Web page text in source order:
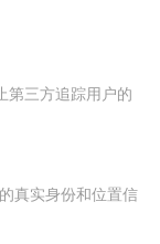
第三方追踪用户的
真实身份和位置信